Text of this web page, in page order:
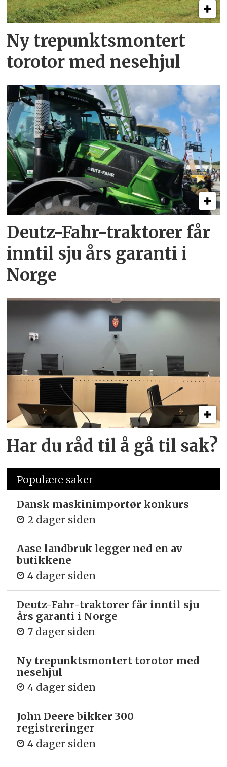
Ny trepunkts­montert
torotor med nesehjul
Deutz-Fahr-traktorer får
inntil sju års garanti i
Norge
Har du råd til å gå til sak?
Populære saker
Dansk maskinimportør konkurs
2 dager siden
Aase landbruk legger ned en av
butikkene
4 dager siden
Deutz-Fahr-traktorer får inntil sju
års garanti i Norge
7 dager siden
Ny trepunkts­montert torotor med
nesehjul
4 dager siden
John Deere bikker 300
registreringer
4 dager siden